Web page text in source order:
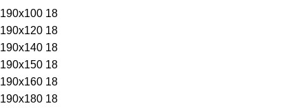
190x100 18
190x120 18
190x140 18
190x150 18
190x160 18
190x180 18